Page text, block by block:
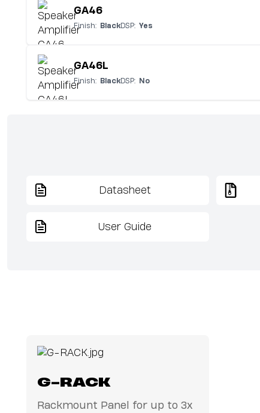
GA46
Finish: Black DSP: Yes
GA46L
Finish: Black DSP: No
Datasheet
User Guide
G-RACK
Rackmount Panel for up to 3x